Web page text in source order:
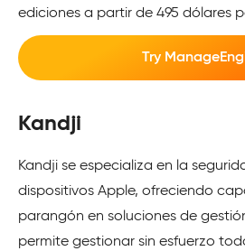
ediciones a partir de 495 dólares
Try
Kandji
Kandji se especializa en la
dispositivos Apple, ofreciendo
parangón en soluciones de
permite gestionar sin esfuerzo